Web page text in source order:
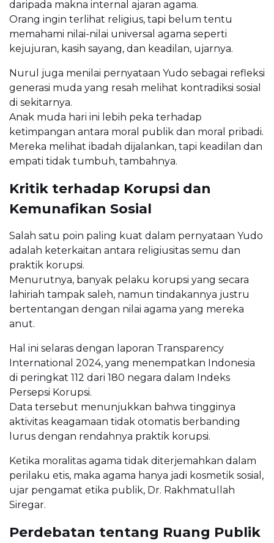
daripada makna internal ajaran agama.
Orang ingin terlihat religius, tapi belum tentu
memahami nilai-nilai universal agama seperti
kejujuran, kasih sayang, dan keadilan, ujarnya.
Nurul juga menilai pernyataan Yudo sebagai refleksi
generasi muda yang resah melihat kontradiksi sosial
di sekitarnya.
Anak muda hari ini lebih peka terhadap
ketimpangan antara moral publik dan moral pribadi.
Mereka melihat ibadah dijalankan, tapi keadilan dan
empati tidak tumbuh, tambahnya.
Kritik terhadap Korupsi dan
Kemunafikan Sosial
Salah satu poin paling kuat dalam pernyataan Yudo
adalah keterkaitan antara religiusitas semu dan
praktik korupsi.
Menurutnya, banyak pelaku korupsi yang secara
lahiriah tampak saleh, namun tindakannya justru
bertentangan dengan nilai agama yang mereka
anut.
Hal ini selaras dengan laporan Transparency
International 2024, yang menempatkan Indonesia
di peringkat 112 dari 180 negara dalam Indeks
Persepsi Korupsi.
Data tersebut menunjukkan bahwa tingginya
aktivitas keagamaan tidak otomatis berbanding
lurus dengan rendahnya praktik korupsi.
Ketika moralitas agama tidak diterjemahkan dalam
perilaku etis, maka agama hanya jadi kosmetik sosial,
ujar pengamat etika publik, Dr. Rakhmatullah
Siregar.
Perdebatan tentang Ruang Publik